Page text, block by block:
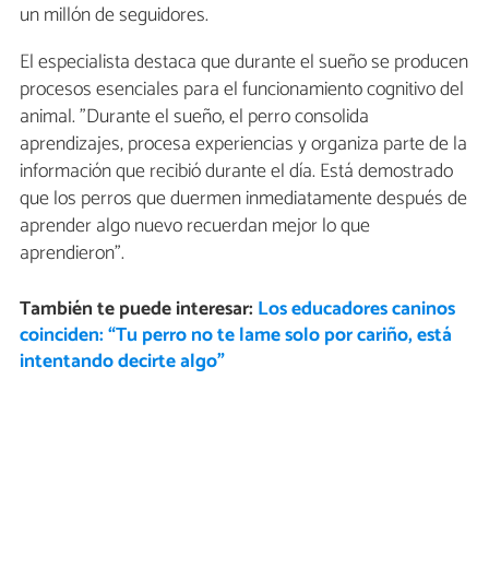
un millón de seguidores.
El especialista destaca que durante el sueño se producen
procesos esenciales para el funcionamiento cognitivo del
animal. "Durante el sueño, el perro consolida
aprendizajes, procesa experiencias y organiza parte de la
información que recibió durante el día. Está demostrado
que los perros que duermen inmediatamente después de
aprender algo nuevo recuerdan mejor lo que
aprendieron".
También te puede interesar: Los educadores caninos
coinciden: “Tu perro no te lame solo por cariño, está
intentando decirte algo”